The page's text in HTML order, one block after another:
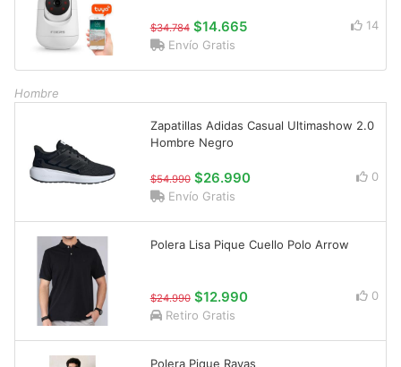
$34.784 $14.665
14
Envío Gratis
Hombre
Zapatillas Adidas Casual Ultimashow 2.0
Hombre Negro
$54.990 $26.990
0
Envío Gratis
Polera Lisa Pique Cuello Polo Arrow
$24.990 $12.990
0
Retiro Gratis
Polera Pique Rayas